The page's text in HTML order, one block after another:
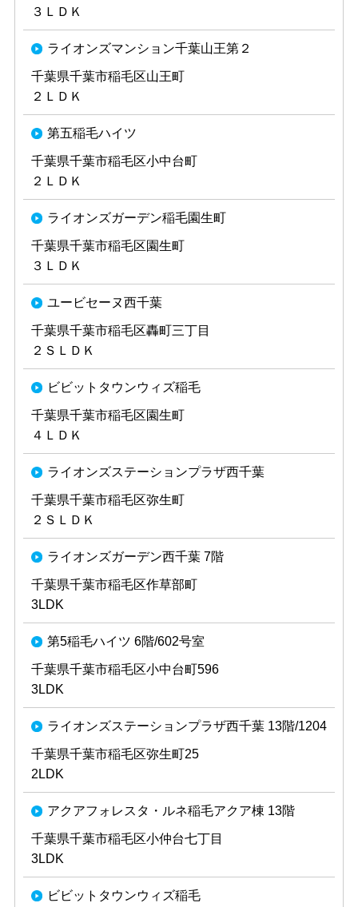
３ＬＤＫ
ライオンズマンション千葉山王第２
千葉県千葉市稲毛区山王町
２ＬＤＫ
第五稲毛ハイツ
千葉県千葉市稲毛区小中台町
２ＬＤＫ
ライオンズガーデン稲毛園生町
千葉県千葉市稲毛区園生町
３ＬＤＫ
ユービセーヌ西千葉
千葉県千葉市稲毛区轟町三丁目
２ＳＬＤＫ
ビビットタウンウィズ稲毛
千葉県千葉市稲毛区園生町
４ＬＤＫ
ライオンズステーションプラザ西千葉
千葉県千葉市稲毛区弥生町
２ＳＬＤＫ
ライオンズガーデン西千葉 7階
千葉県千葉市稲毛区作草部町
3LDK
第5稲毛ハイツ 6階/602号室
千葉県千葉市稲毛区小中台町596
3LDK
ライオンズステーションプラザ西千葉 13階/1204
千葉県千葉市稲毛区弥生町25
2LDK
アクアフォレスタ・ルネ稲毛アクア棟 13階
千葉県千葉市稲毛区小仲台七丁目
3LDK
ビビットタウンウィズ稲毛